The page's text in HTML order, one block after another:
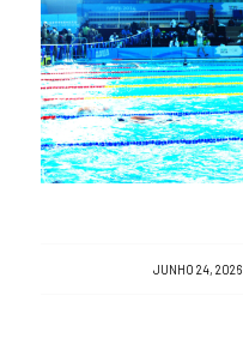
JUNHO 24, 2026
/